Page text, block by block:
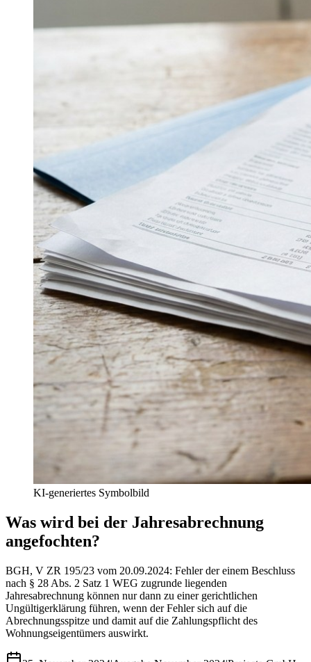
KI-generiertes Symbolbild
Was wird bei der Jahresabrechnung
angefochten?
BGH, V ZR 195/23 vom 20.09.2024: Fehler der einem Beschluss
nach § 28 Abs. 2 Satz 1 WEG zugrunde liegenden
Jahresabrechnung können nur dann zu einer gerichtlichen
Ungültigerklärung führen, wenn der Fehler sich auf die
Abrechnungsspitze und damit auf die Zahlungspflicht des
Wohnungseigentümers auswirkt.